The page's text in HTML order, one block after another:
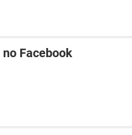
Facebook